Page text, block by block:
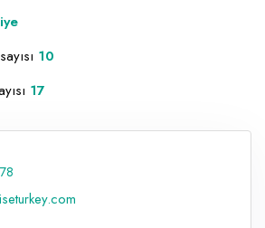
- PR ve İnternet
A Car
10
17